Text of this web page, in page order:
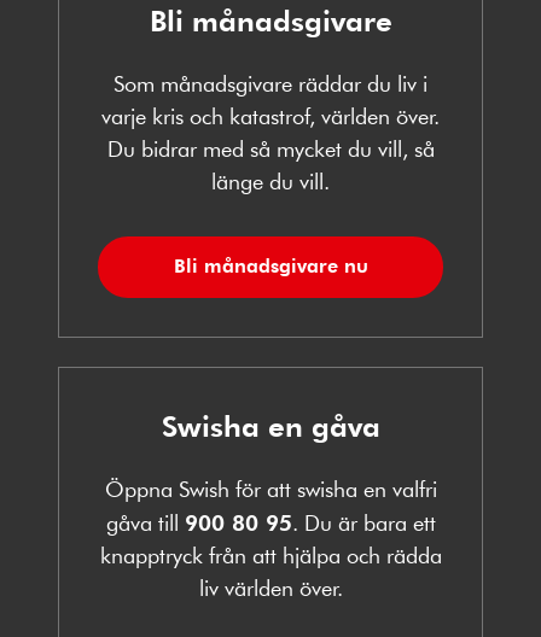
Bli månadsgivare
Som månadsgivare räddar du liv i
varje kris och katastrof, världen över.
Du bidrar med så mycket du vill, så
länge du vill.
Bli månadsgivare nu
Swisha en gåva
Öppna Swish för att swisha en valfri
gåva till 900 80 95. Du är bara ett
knapptryck från att hjälpa och rädda
liv världen över.